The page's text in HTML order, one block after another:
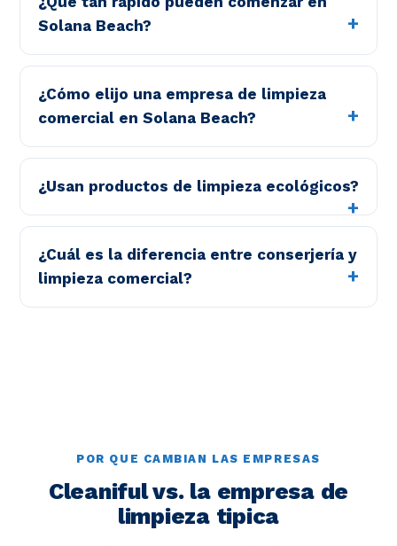
Solana Beach?
¿Cómo elijo una empresa de limpieza
comercial en Solana Beach?
¿Usan productos de limpieza ecológicos?
¿Cuál es la diferencia entre conserjería y
limpieza comercial?
POR QUE CAMBIAN LAS EMPRESAS
Cleaniful vs. la empresa de
limpieza tipica